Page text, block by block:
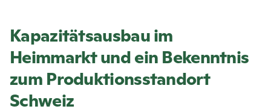
Kapazitätsausbau im
Heimmarkt und ein Bekenntnis
zum Produktionsstandort
Schweiz